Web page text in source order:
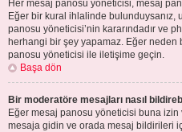
Her mesaj panosu yöneticisi, mesaj
Eğer bir kural ihlalinde bulunduysanız,
panosu yöneticisi’nin kararındadır ve
herhangi bir şey yapamaz. Eğer neden
panosu yöneticisi ile iletişime geçin.
Başa dön
Bir moderatöre mesajları nasıl
Eğer mesaj panosu yöneticisi buna
mesaja gidin ve orada mesaj bildirileri